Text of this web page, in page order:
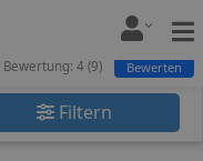
Filtern
Bewertung: 4 (9) Bewerten